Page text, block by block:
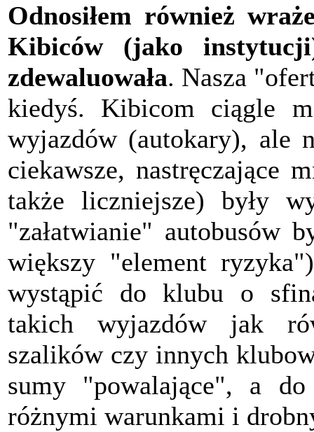
Odnosiłem również
Kibiców (jako
zdewaluowała. Nasza
kiedyś. Kibicom ciągle
wyjazdów (autokary), ale
ciekawsze, nastręczające
także liczniejsze) były
"załatwianie" autobusów
większy "element
wystąpić do klubu o
takich wyjazdów jak
szalików czy innych
sumy "powalające", a do
różnymi warunkami i